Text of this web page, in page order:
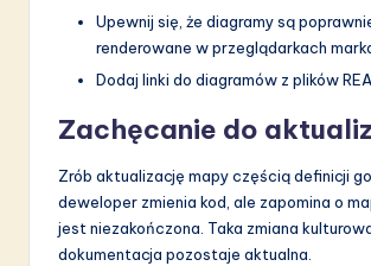
Upewnij się, że diagramy są
renderowane w przeglądarkach
Dodaj linki do diagramów z plików
Zachęcanie do
Zrób aktualizację mapy częścią definicji
deweloper zmienia kod, ale zapomina o
jest niezakończona. Taka zmiana
dokumentacja pozostaje aktualna.